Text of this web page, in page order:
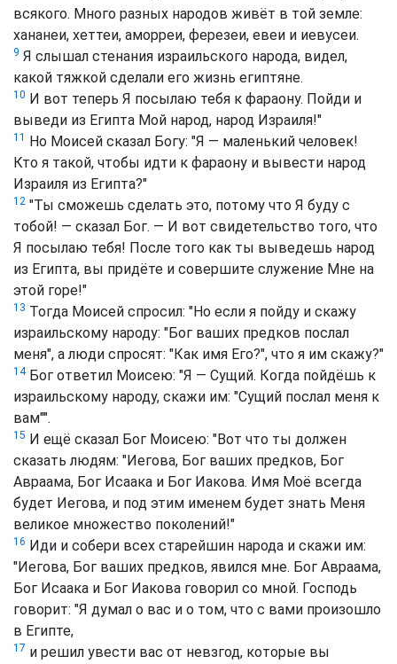
всякого. Много разных народов живёт в той земле:
хананеи, хеттеи, аморреи, ферезеи, евеи и иевусеи.
9 Я слышал стенания израильского народа, видел,
какой тяжкой сделали его жизнь египтяне.
10 И вот теперь Я посылаю тебя к фараону. Пойди и
выведи из Египта Мой народ, народ Израиля!"
11
Но Моисей сказал Богу: "Я — маленький человек!
Кто я такой, чтобы идти к фараону и вывести народ
Израиля из Египта?"
12 "Ты сможешь сделать это, потому что Я буду с
тобой! — сказал Бог. — И вот свидетельство того, что
Я посылаю тебя! После того как ты выведешь народ
из Египта, вы придёте и совершите служение Мне на
этой горе!"
13 Тогда Моисей спросил: "Но если я пойду и скажу
израильскому народу: "Бог ваших предков послал
меня", а люди спросят: "Как имя Его?", что я им скажу?"
14Бог ответил Моисею: "Я — Сущий. Когда пойдёшь к
израильскому народу, скажи им: "Сущий послал меня к
вам"".
15 И ещё сказал Бог Моисею: "Вот что ты должен
сказать людям: "Иегова, Бог ваших предков, Бог
Авраама, Бог Исаака и Бог Иакова. Имя Моё всегда
будет Иегова, и под этим именем будет знать Меня
великое множество поколений!"
16 Иди и собери всех старейшин народа и скажи им:
"Иегова, Бог ваших предков, явился мне. Бог Авраама,
Бог Исаака и Бог Иакова говорил со мной. Господь
говорит: "Я думал о вас и о том, что с вами произошло
в Египте,
17 и решил увести вас от невзгод, которые вы